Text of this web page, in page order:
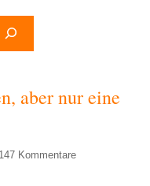
aber nur eine
147 Kommentare